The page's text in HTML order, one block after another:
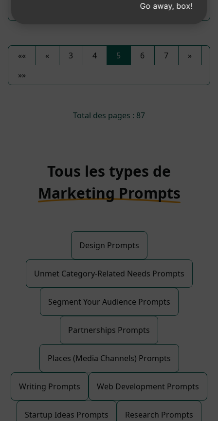
July 6, 2023
«« « 3 4 5 6 7
»
»»
Total des pages : 87
Tous les types de
Marketing Prompts
Design Prompts
Unmet Category-Related Needs Prompts
Segment Your Audience Prompts
Partnerships Prompts
Places (Media Channels) Prompts
Writing Prompts Web Development Prompts
Startup Ideas Prompts Research Prompts
Go away, box!